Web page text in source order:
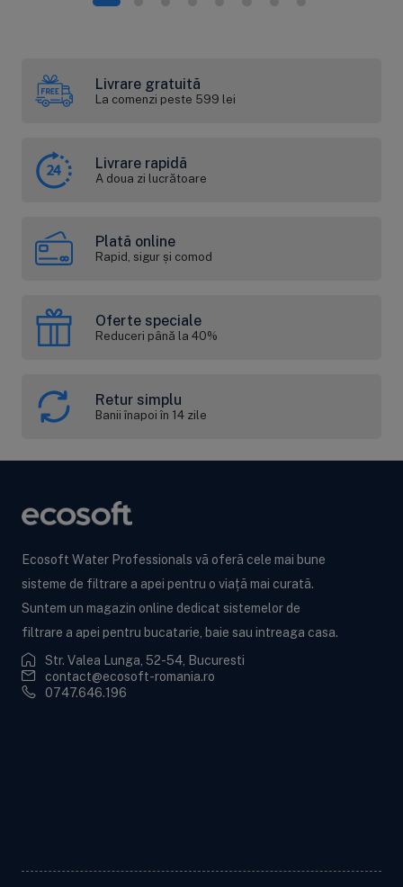
Livrare gratuită
La comenzi peste 599 lei
Livrare rapidă
A doua zi lucrătoare
Plată online
Rapid, sigur și comod
Oferte speciale
Reduceri până la 40%
Retur simplu
Banii înapoi în 14 zile
Ecosoft Water Professionals vă oferă cele mai bune
sisteme de filtrare a apei pentru o viață mai curată.
Suntem un magazin online dedicat sistemelor de
filtrare a apei pentru bucatarie, baie sau intreaga casa.
Str. Valea Lunga, 52-54, Bucuresti
contact@ecosoft-romania.ro
0747.646.196